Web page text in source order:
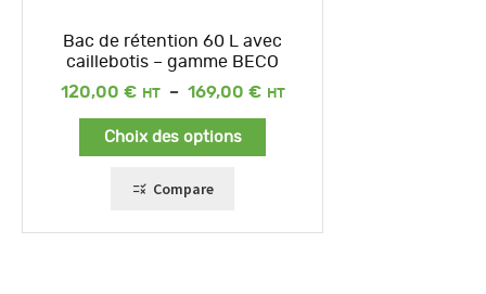
Bac de rétention 60 L avec
caillebotis – gamme BECO
120,00 € – 169,00 €
Plage
Choix des options
Compare